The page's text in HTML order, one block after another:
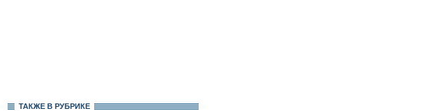
ТАКЖЕ В РУБРИКЕ